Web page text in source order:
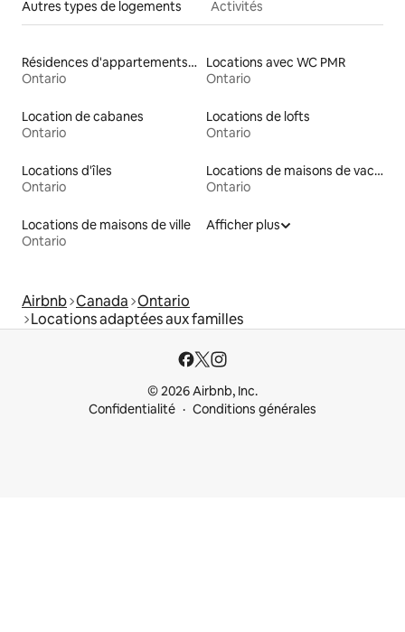
Autres types de logements Activités
Résidences d'appartements en location
Ontario
Locations avec WC PMR
Ontario
Location de cabanes
Ontario
Locations de lofts
Ontario
Locations d'îles
Ontario
Locations de maisons de vacances
Ontario
Locations de maisons de ville
Ontario
Afficher plus
Airbnb Canada Ontario
Locations adaptées aux familles
© 2026 Airbnb, Inc.
Confidentialité
Conditions générales